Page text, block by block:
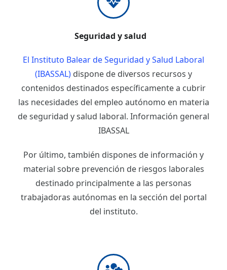
Seguridad y salud
El Instituto Balear de Seguridad y Salud Laboral
(IBASSAL) dispone de diversos recursos y
contenidos destinados específicamente a cubrir
las necesidades del empleo autónomo en materia
de seguridad y salud laboral. Información general
IBASSAL
Por último, también dispones de información y
material sobre prevención de riesgos laborales
destinado principalmente a las personas
trabajadoras autónomas en la sección del portal
del instituto.